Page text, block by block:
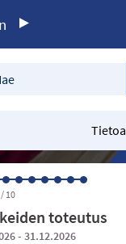
Tietoa
10
toteutus
- 31.12.2026